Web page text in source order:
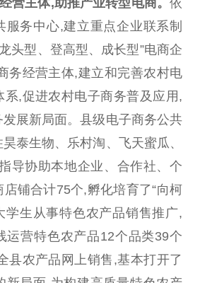
服务中心,建立重点企业联系制
头型、登高型、成长型”电商企
务经营主体,建立和完善农村电
系,促进农村电子商务普及应用,
展新局面。县级电子商务公共
泰生物、乐村淘、飞天蜜瓜、
导协助本地企业、合作社、个
店铺合计75个,孵化培育了“向柯
学生从事特色农产品销售推广,
运营特色农产品12个品类39个
县农产品网上销售,基本打开了